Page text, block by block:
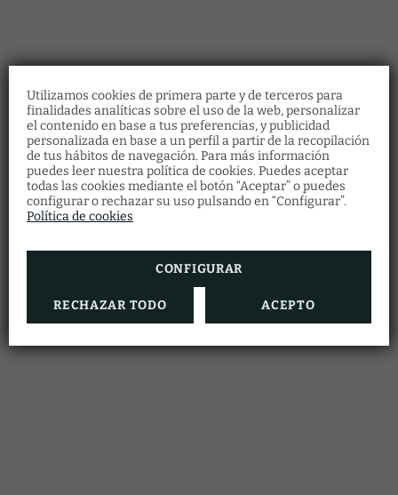
Utilizamos cookies de primera parte y de terceros para
finalidades analíticas sobre el uso de la web, personalizar
el contenido en base a tus preferencias, y publicidad
personalizada en base a un perfil a partir de la recopilación
de tus hábitos de navegación. Para más información
puedes leer nuestra política de cookies. Puedes aceptar
todas las cookies mediante el botón “Aceptar” o puedes
configurar o rechazar su uso pulsando en “Configurar”.
Política de cookies
CONFIGURAR
RECHAZAR TODO ACEPTO
Restaurant
Fes la teva reserva de restaurant emplenant
el formulari.
Xecs regal
Descobreix els nostres vals regal i ofereix als
teus éssers estimats una gran quantitat
VEURE MÉS